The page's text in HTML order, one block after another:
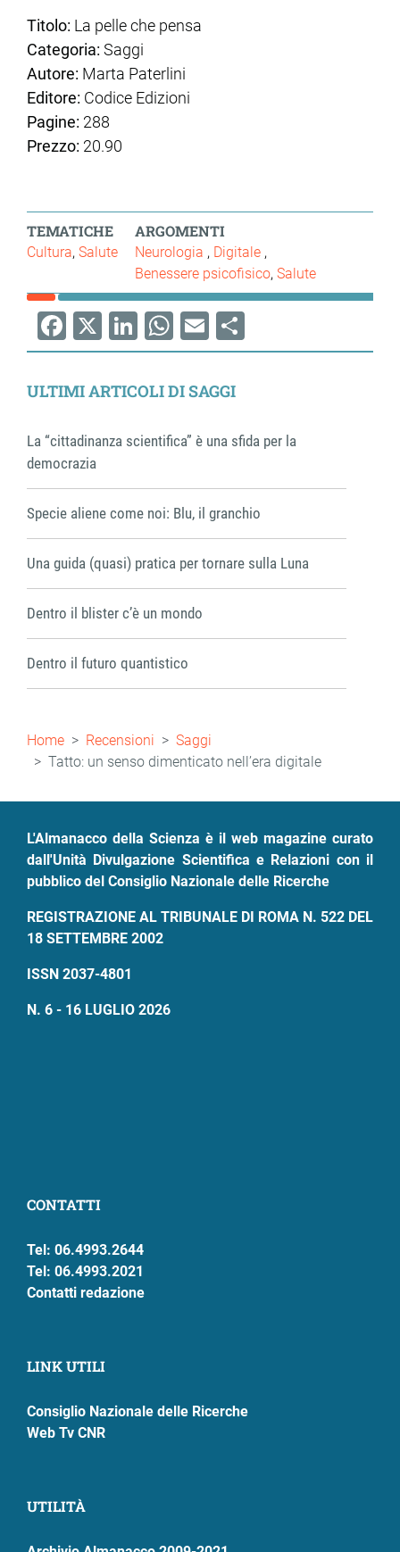
Titolo: La pelle che pensa
Categoria: Saggi
Autore: Marta Paterlini
Editore: Codice Edizioni
Pagine: 288
Prezzo: 20.90
TEMATICHE
Cultura Salute
ARGOMENTI
Neurologia
Digitale
Benessere psicofisico Salute
Facebook
X LinkedIn
WhatsApp
EmailShare
ULTIMI ARTICOLI DI SAGGI
La “cittadinanza scientifica” è una sfida per la
democrazia
Specie aliene come noi: Blu, il granchio
Una guida (quasi) pratica per tornare sulla Luna
Dentro il blister c’è un mondo
Dentro il futuro quantistico
Briciole
di
pane
Home Recensioni
Saggi
Tatto: un senso dimenticato nell’era digitale
L'Almanacco della Scienza è il web magazine curato
dall'Unità Divulgazione Scientifica e Relazioni con il
pubblico del Consiglio Nazionale delle Ricerche
REGISTRAZIONE AL TRIBUNALE DI ROMA N. 522 DEL
18 SETTEMBRE 2002
ISSN 2037-4801
N. 6 - 16 LUGLIO 2026
CONTATTI
Tel: 06.4993.2644
Tel: 06.4993.2021
Contatti redazione
LINK UTILI
Consiglio Nazionale delle Ricerche
Web Tv CNR
UTILITÀ